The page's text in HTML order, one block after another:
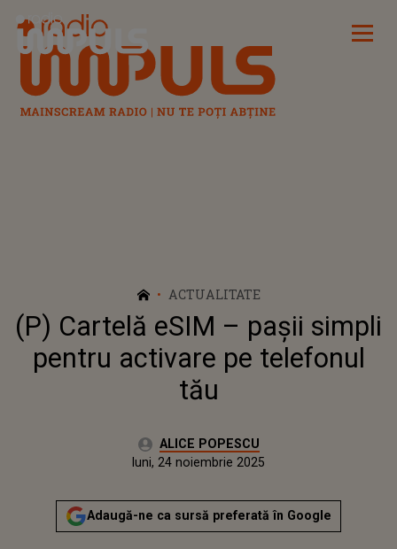
Radio Impuls
ACTUALITATE
(P) Cartelă eSIM – pașii simpli
pentru activare pe telefonul
tău
Autor:ALICE POPESCU
Publicat:
luni, 24 noiembrie 2025
Adaugă-ne ca sursă preferată în Google